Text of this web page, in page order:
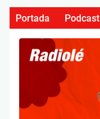
Portada Podcast